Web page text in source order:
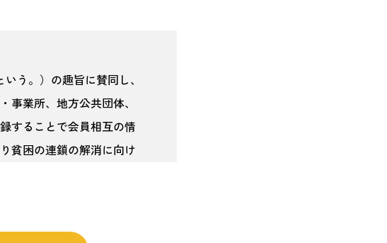
う。）の趣旨に賛同し、
業所、地方公共団体、
することで会員相互の情
貧困の連鎖の解消に向け